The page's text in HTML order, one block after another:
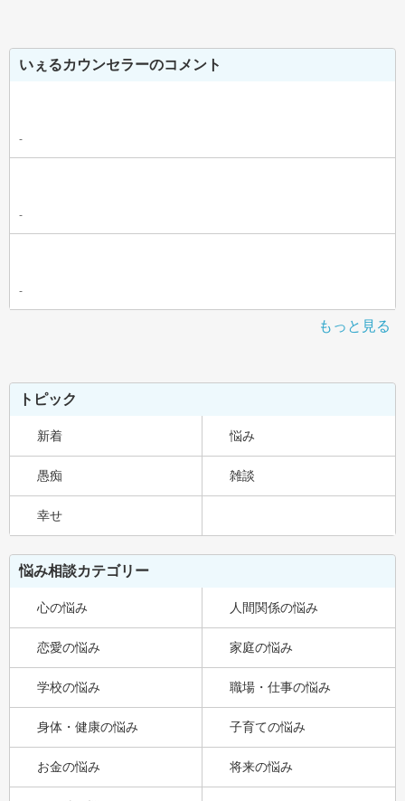
いぇるカウンセラーのコメント
-
-
-
もっと見る
トピック
新着 悩み
愚痴 雑談
幸せ
悩み相談カテゴリー
心の悩み 人間関係の悩み
恋愛の悩み 家庭の悩み
学校の悩み 職場・仕事の悩み
身体・健康の悩み 子育ての悩み
お金の悩み 将来の悩み